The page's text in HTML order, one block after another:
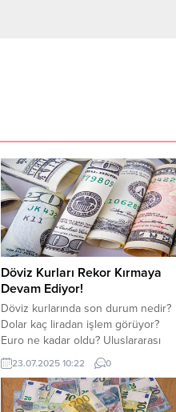
Döviz Kurları Rekor Kırmaya
Devam Ediyor!
Döviz kurlarında son durum nedir?
Dolar kaç liradan işlem görüyor?
Euro ne kadar oldu? Uluslararası
piyasalardaki risklerin artması ve
Türkiye Cumhuriyet Merkez
Bankası’nın (TCMB) politika faizinde
indirime gideceği beklentisiyle
23.07.2025 10:22 0